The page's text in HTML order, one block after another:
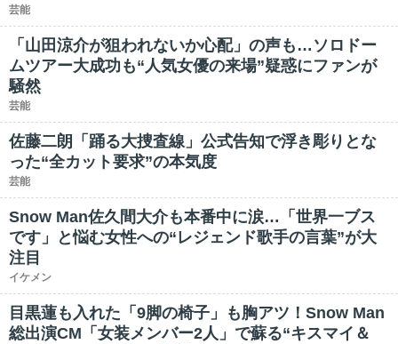
芸能
「山田涼介が狙われないか心配」の声も…ソロドー
ムツアー大成功も“人気女優の来場”疑惑にファンが
騒然
芸能
佐藤二朗「踊る大捜査線」公式告知で浮き彫りとな
った“全カット要求”の本気度
芸能
Snow Man佐久間大介も本番中に涙…「世界一ブス
です」と悩む女性への“レジェンド歌手の言葉”が大
注目
イケメン
目黒蓮も入れた「9脚の椅子」も胸アツ！Snow Man
総出演CM「女装メンバー2人」で蘇る“キスマイ＆